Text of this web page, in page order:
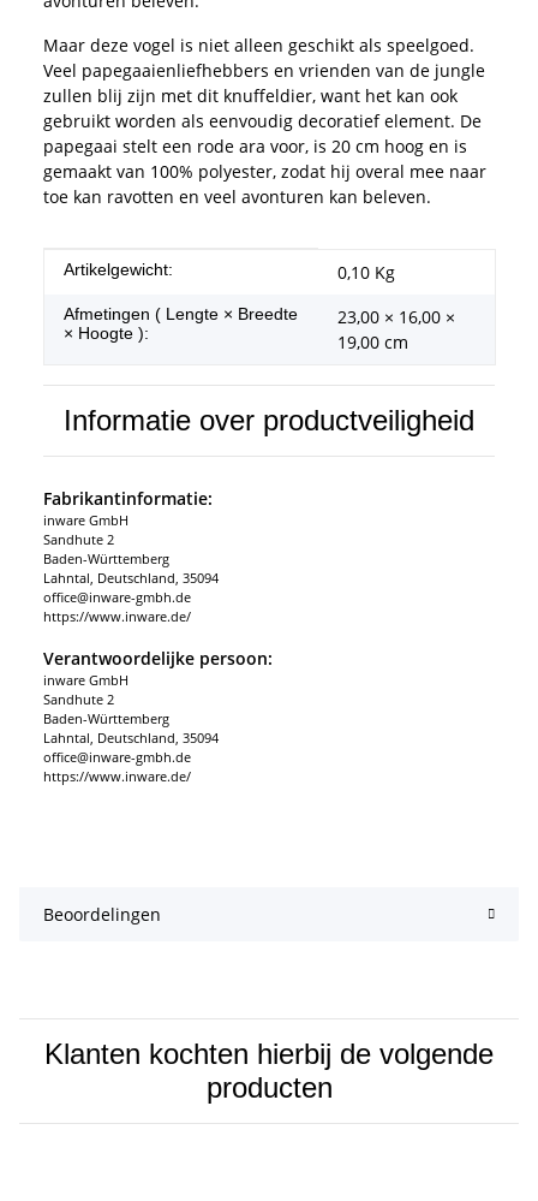
Maar deze vogel is niet alleen geschikt als speelgoed.
Veel papegaaienliefhebbers en vrienden van de jungle
zullen blij zijn met dit knuffeldier, want het kan ook
gebruikt worden als eenvoudig decoratief element. De
papegaai stelt een rode ara voor, is 20 cm hoog en is
gemaakt van 100% polyester, zodat hij overal mee naar
toe kan ravotten en veel avonturen kan beleven.
#productDetails.itemInformation#
#productDetails.itemValue#
Artikelgewicht: 0,10 Kg
Afmetingen ( Lengte × Breedte
× Hoogte ):
23,00 × 16,00 ×
19,00 cm
Informatie over productveiligheid
Fabrikantinformatie:
inware GmbH
Sandhute 2
Baden-Württemberg
Lahntal, Deutschland, 35094
office@inware-gmbh.de
https://www.inware.de/
Verantwoordelijke persoon:
inware GmbH
Sandhute 2
Baden-Württemberg
Lahntal, Deutschland, 35094
office@inware-gmbh.de
https://www.inware.de/
Beoordelingen
Klanten kochten hierbij de volgende
producten